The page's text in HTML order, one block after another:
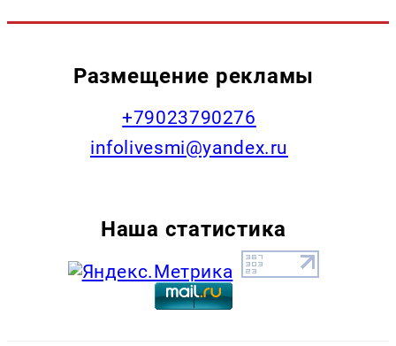
Размещение рекламы
+79023790276
infolivesmi@yandex.ru
Наша статистика